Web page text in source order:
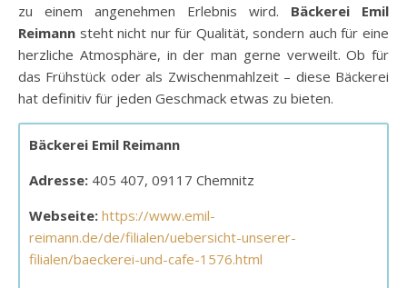
zu einem angenehmen Erlebnis wird. Bäckerei Emil
Reimann steht nicht nur für Qualität, sondern auch für eine
herzliche Atmosphäre, in der man gerne verweilt. Ob für
das Frühstück oder als Zwischenmahlzeit – diese Bäckerei
hat definitiv für jeden Geschmack etwas zu bieten.
Bäckerei Emil Reimann
Adresse: 405 407, 09117 Chemnitz
Webseite: https://www.emil-
reimann.de/de/filialen/uebersicht-unserer-
filialen/baeckerei-und-cafe-1576.html